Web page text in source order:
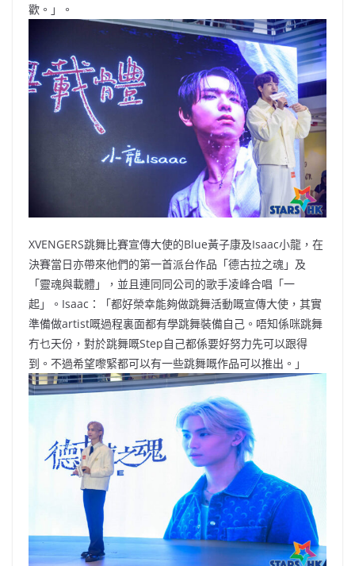
歡。」。
XVENGERS跳舞比賽宣傳大使的Blue黃子康及Isaac小龍，在
決賽當日亦帶來他們的第一首派台作品「德古拉之魂」及
「靈魂與載體」，並且連同同公司的歌手凌峰合唱「一
起」。Isaac：「都好榮幸能夠做跳舞活動嘅宣傳大使，其實
準備做artist嘅過程裏面都有學跳舞裝備自己。唔知係咪跳舞
冇乜天份，對於跳舞嘅Step自己都係要好努力先可以跟得
到。不過希望嚟緊都可以有一些跳舞嘅作品可以推出。」